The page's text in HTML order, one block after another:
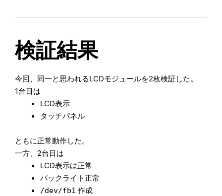
検証結果
今回、同一と思われるLCDモジュールを2枚検証した。
1台目は
LCD表示
タッチパネル
ともに正常動作した。
一方、2台目は
LCD表示は正常
バックライト正常
/dev/fb1 作成